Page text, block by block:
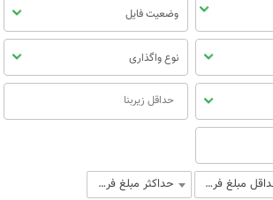
وضعیت فایل
نوع واگذاری
حداقل مبلغ فروش حداکثر مبلغ فروش